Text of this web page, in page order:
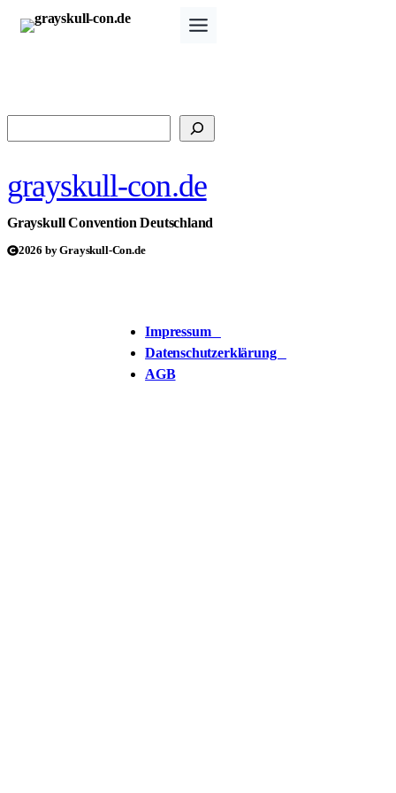
Zum
Inhalt
grayskull-con.de
Grayskull Convention Deutschland
2026 by Grayskull-Con.de
Impressum
Datenschutzerklärung
AGB